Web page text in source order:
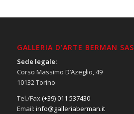
GALLERIA D’ARTE BERMAN SAS
Sede legale:
Corso Massimo D’Azeglio, 49
10132 Torino
Tel./Fax(+39) 011 537430
Email: info@galleriaberman.it